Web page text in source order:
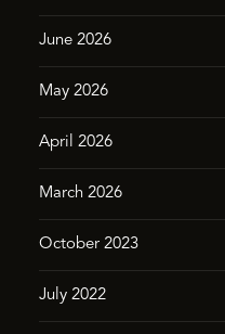
June 2026
May 2026
April 2026
March 2026
October 2023
July 2022